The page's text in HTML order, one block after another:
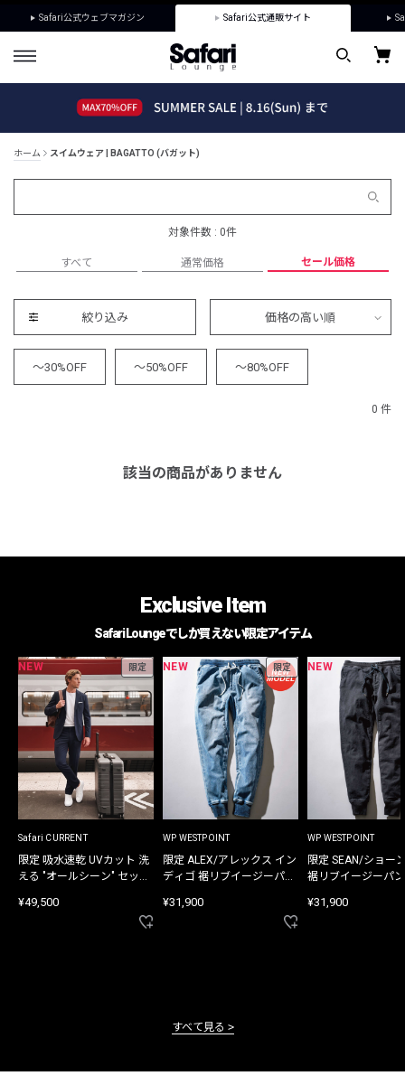
Safari公式ウェブマガジン Safari公式通販サイト
ホーム スイムウェア | BAGATTO (バガット)
対象件数 : 0件
すべて 通常価格 セール価格
絞り込み 価格の高い順
～30%OFF ～50%OFF ～80%OFF
0 件
該当の商品がありません
Exclusive Item
Safari Loungeでしか買えない限定アイテム
NEW 限定
Safari CURRENT
限定 吸水速乾 UVカット 洗
える "オールシーン" セット
¥49,500
NEW 限定
WP WESTPOINT
限定 ALEX/アレックス イン
ディゴ 裾リブイージーパン
¥31,900
NEW
WP WESTPOINT
限定 SEAN/ショー
裾リブイージーパ
¥31,900
すべて見る